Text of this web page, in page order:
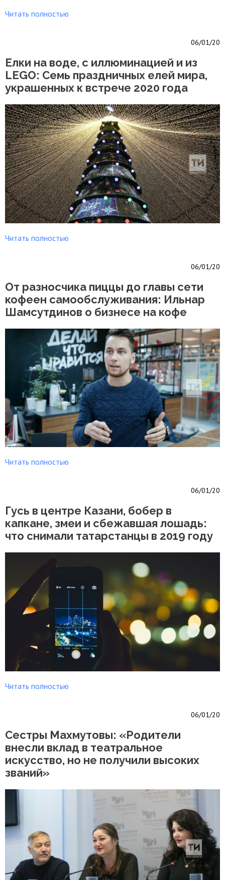
Читать полностью
06/01/20
Елки на воде, с иллюминацией и из
LEGO: Семь праздничных елей мира,
украшенных к встрече 2020 года
Читать полностью
06/01/20
От разносчика пиццы до главы сети
кофеен самообслуживания: Ильнар
Шамсутдинов о бизнесе на кофе
Читать полностью
06/01/20
Гусь в центре Казани, бобер в
капкане, змеи и сбежавшая лошадь:
что снимали татарстанцы в 2019 году
Читать полностью
06/01/20
Сестры Махмутовы: «Родители
внесли вклад в театральное
искусство, но не получили высоких
званий»